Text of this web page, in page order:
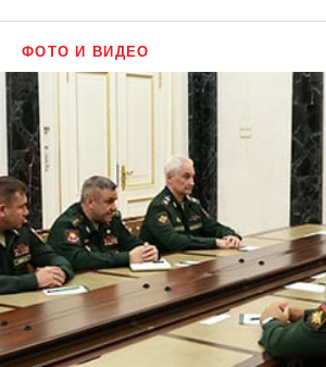
ФОТО И ВИДЕО